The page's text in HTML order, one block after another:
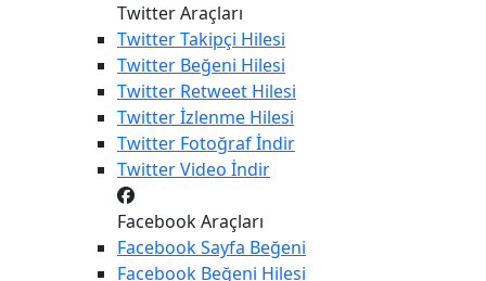
Twitter Araçları
TwitterTakipçi Hilesi
Twitter Beğeni Hilesi
Twitter Retweet Hilesi
Twitterİzlenme Hilesi
Twitter Fotoğraf İndir
TwitterVideo İndir
Facebook Araçları
FacebookSayfa Beğeni
Facebook Beğeni Hilesi